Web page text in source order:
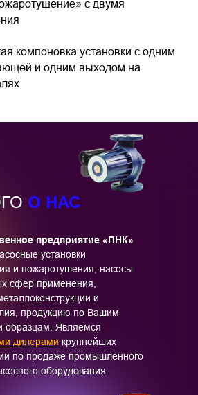
с двумя
компоновка установки с одним
и одним выходом на
О НАС
предприятие «ПНК»
установки
и пожаротушения, насосы
сфер применения,
и
продукцию по Вашим
образцам. Являемся
дилерами крупнейших
по продаже промышленного
оборудования.